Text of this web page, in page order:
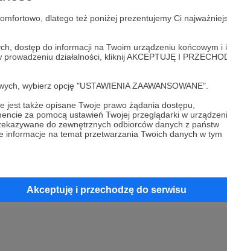
dlatego też poniżej prezentujemy Ci
dostęp do informacji na Twoim urządzeniu końcowym i
działalności, kliknij AKCEPTUJĘ I
wybierz opcję "USTAWIENIA ZAAWANSOWANE".
jest także opisane Twoje prawo żądania dostępu,
za pomocą ustawień Twojej przeglądarki w
do zewnętrznych odbiorców danych z państw
informacje na temat przetwarzania Twoich danych w tym
Akceptuję i przechodzę do serwisu
za pomocą przelewu.
kupon do swojego znajomego!